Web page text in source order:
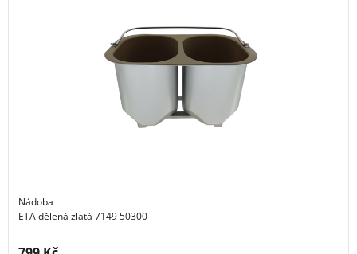
Nádoba
ETA dělená zlatá 7149 50300